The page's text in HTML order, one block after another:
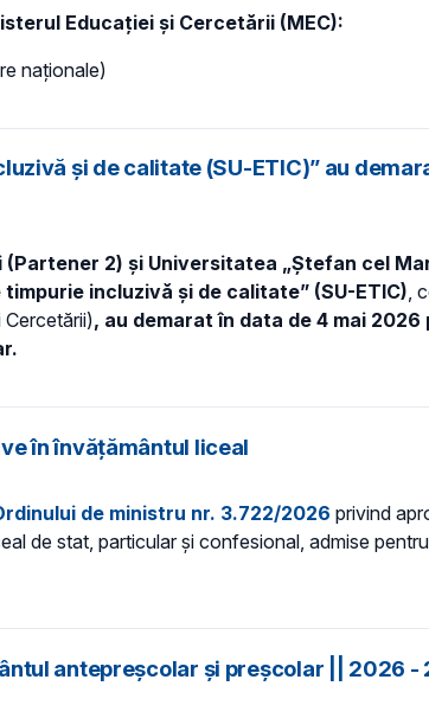
Educației și Cercetării (MEC):
naționale)
și de calitate (SU-ETIC)” au
2) și Universitatea „Ștefan cel
incluzivă și de calitate” (SU-ETIC) ,
, au demarat în data de 4 mai
în învățământul liceal
de ministru nr. 3.722/2026 privind
de stat, particular și confesional, admise
antepreșcolar și preșcolar || 2026 -